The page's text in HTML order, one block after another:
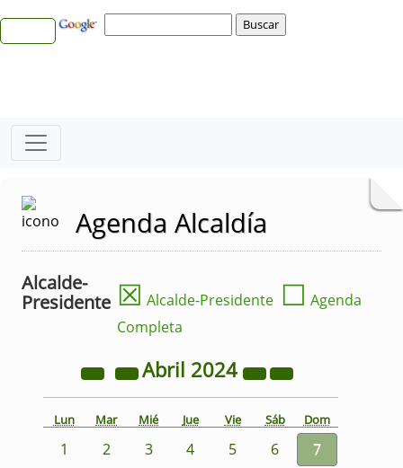
Agenda Alcaldía
Alcalde-
Presidente ☒ Alcalde-Presidente ☐ Agenda
Completa
Abril 2024
Lun Mar Mié Jue Vie Sáb Dom
1 2 3 4 5 6
7